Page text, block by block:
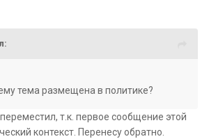
тема размещена в политике?
т.к. первое сообщение этой
контекст. Перенесу обратно.